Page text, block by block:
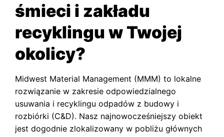
śmieci i zakładu
recyklingu w Twojej
okolicy?
Midwest Material Management (MMM) to lokalne
rozwiązanie w zakresie odpowiedzialnego
usuwania i recyklingu odpadów z budowy i
rozbiórki (C&D). Nasz najnowocześniejszy obiekt
jest dogodnie zlokalizowany w pobliżu głównych